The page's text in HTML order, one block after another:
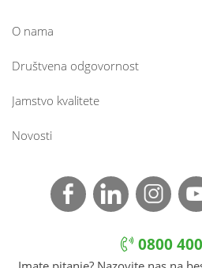
O nama
Društvena odgovornost
Jamstvo kvalitete
Novosti
0800